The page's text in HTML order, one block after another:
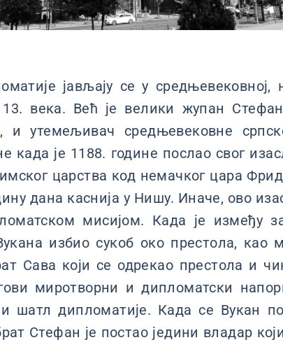
јављају се у средњевековној,
века. Већ је велики жупан
и утемељивач средњевековне
када је 1188. године послао свог
царства код немачког цара
дана каснија у Нишу. Иначе, ово
мисијом. Када је између
избио сукоб око престола, као
Сава који се одрекао престола и
миротворни и дипломатски
шатл дипломатије. Када се Вукан
Стефан је постао једини владар